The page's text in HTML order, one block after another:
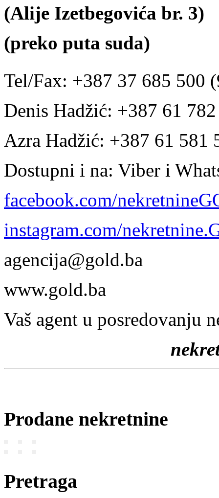
(Alije Izetbegovića br. 3)
(preko puta suda)
Tel/Fax: +387 37 685 500
Denis Hadžić: +387 61
Azra Hadžić: +387 61 581
Dostupni i na: Viber i
facebook.com/
instagram.com/
agencija@gold.ba
www.gold.ba
Vaš agent u posredovanju
Prodane nekretnine
Pretraga